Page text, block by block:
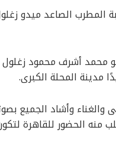
المطرب الصاعد ميدو
محمد أشرف محمود
مدينة المحلة الكبرى.
وأشاد الجميع
الحضور للقاهرة